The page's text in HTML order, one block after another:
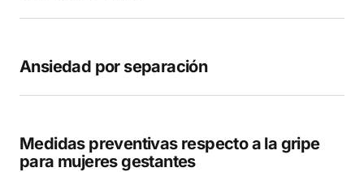
Ansiedad por separación
Medidas preventivas respecto a la gripe
para mujeres gestantes